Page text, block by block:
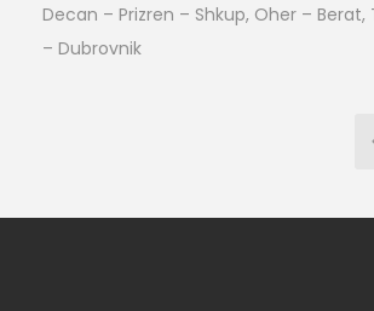
Decan – Prizren – Shkup, Oher – Berat,
– Dubrovnik